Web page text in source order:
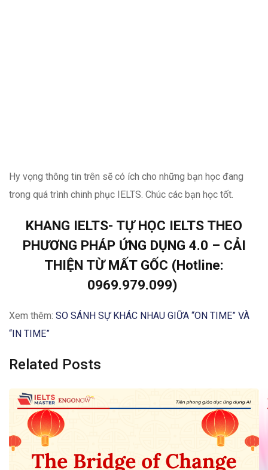
Hy vọng thông tin trên sẽ có ích cho những bạn học đang
trong quá trình chinh phục IELTS. Chúc các bạn học tốt.
KHANG IELTS- TỰ HỌC IELTS THEO
PHƯƠNG PHÁP ỨNG DỤNG 4.0 – CẢI
THIỆN TỪ MẤT GỐC (Hotline:
0969.979.099)
Xem thêm: SO SÁNH SỰ KHÁC NHAU GIỮA “ON TIME” VÀ
“IN TIME”
Related Posts